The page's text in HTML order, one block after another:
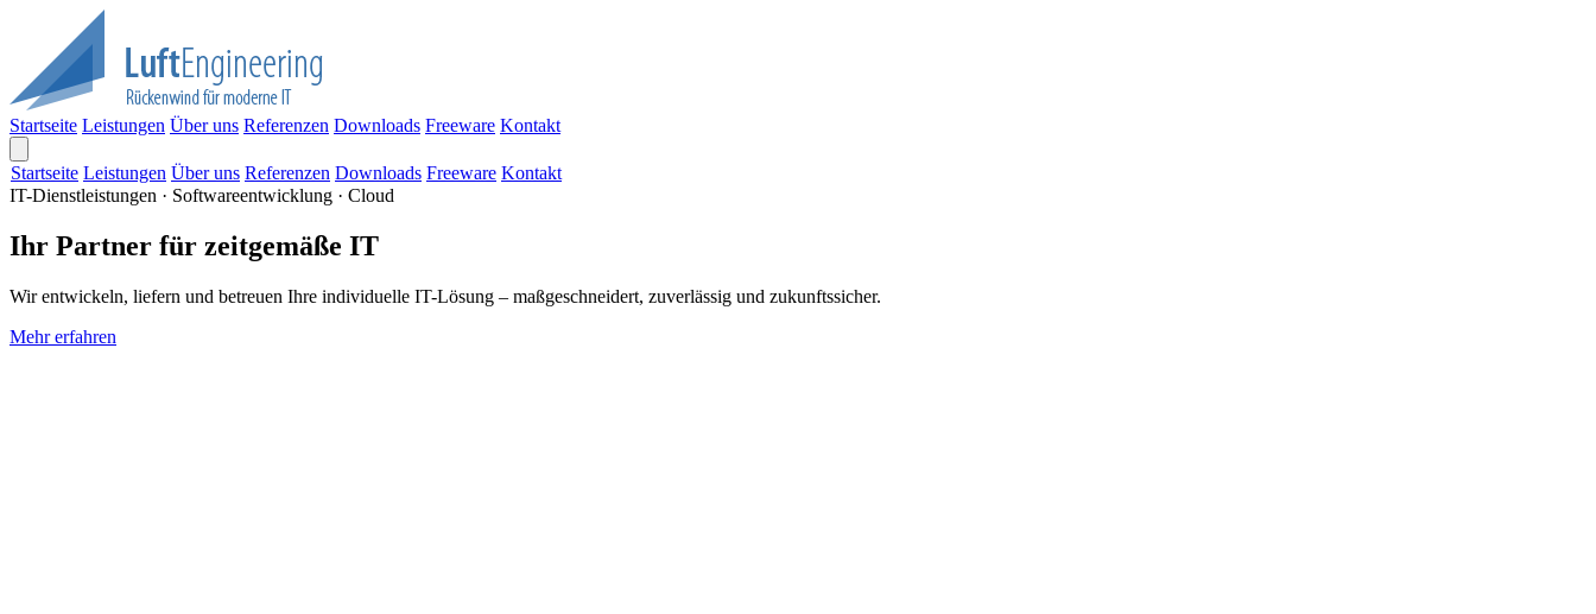
Startseite Leistungen Über uns Referenzen Downloads Freeware Kontakt
Startseite Leistungen Über uns Referenzen Downloads Freeware Kontakt
IT-Dienstleistungen · Softwareentwicklung · Cloud
Ihr Partner für zeitgemäße IT
Wir entwickeln, liefern und betreuen Ihre individuelle IT-Lösung – maßgeschneidert, zuverlässig und zukunftssicher.
Mehr erfahren